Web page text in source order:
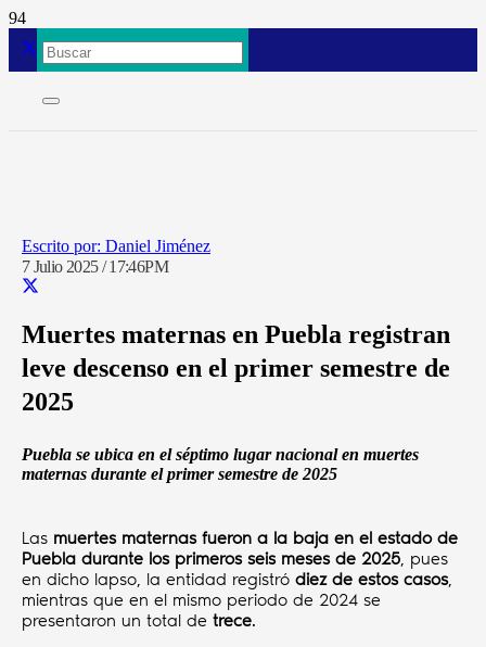
Daniel Jiménez
7 Julio 2025 / 17:46PM
Muertes maternas en Puebla registran
leve descenso en el primer semestre de
2025
Puebla se ubica en el séptimo lugar nacional en muertes
maternas durante el primer semestre de 2025
Las muertes maternas fueron a la baja en el estado de
Puebla durante los primeros seis meses de 2025, pues
en dicho lapso, la entidad registró diez de estos casos,
mientras que en el mismo periodo de 2024 se
presentaron un total de trece.